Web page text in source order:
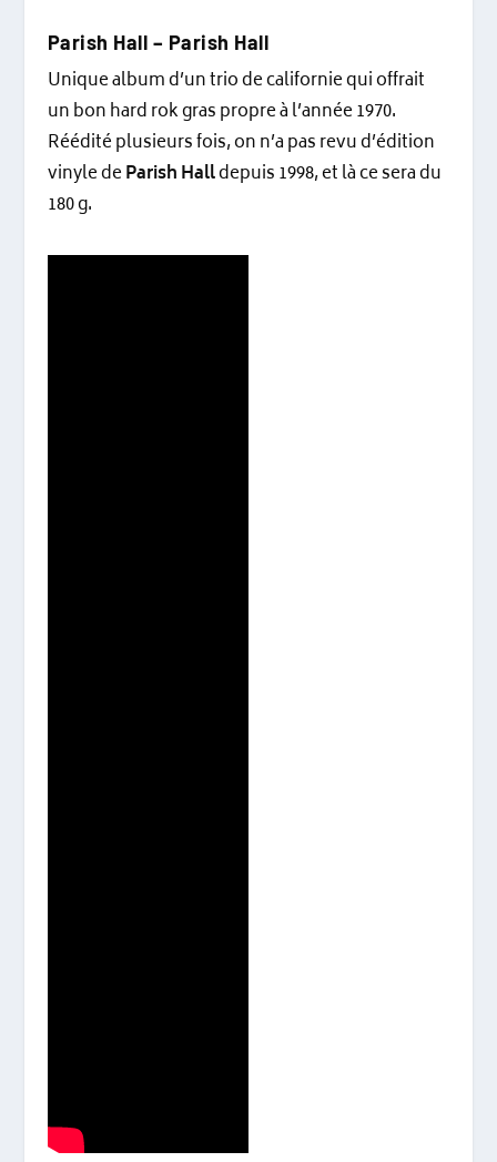
Parish Hall – Parish Hall
Unique album d’un trio de californie qui offrait
un bon hard rok gras propre à l’année 1970.
Réédité plusieurs fois, on n’a pas revu d’édition
vinyle deParish Halldepuis 1998, et là ce sera du
180 g.